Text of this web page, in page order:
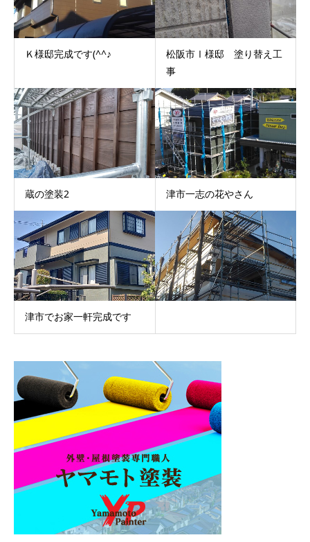
Ｋ様邸完成です(^^♪
松阪市Ⅰ様邸 塗り替え工
事
蔵の塗装2 津市一志の花やさん
津市でお家一軒完成です